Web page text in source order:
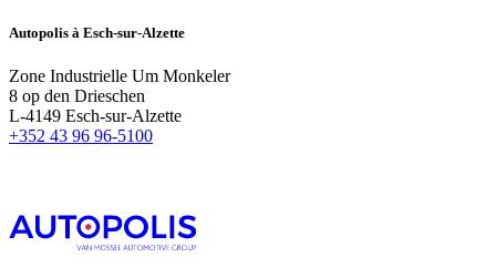
Autopolis à Esch-sur-Alzette
Zone Industrielle Um Monkeler
8 op den Drieschen
L-4149 Esch-sur-Alzette
+352 43 96 96-5100